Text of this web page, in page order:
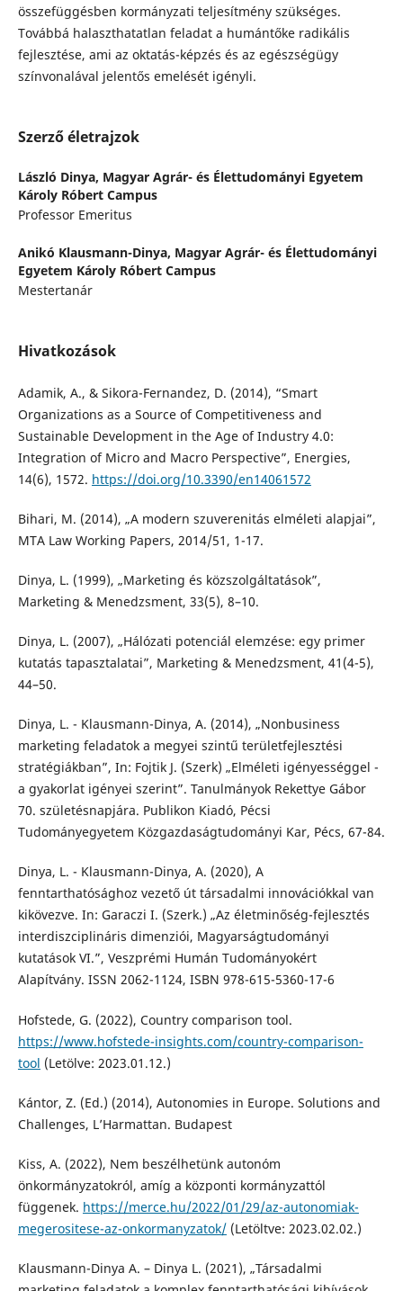
összefüggésben kormányzati teljesítmény szükséges.
Továbbá halaszthatatlan feladat a humántőke radikális
fejlesztése, ami az oktatás-képzés és az egészségügy
színvonalával jelentős emelését igényli.
Szerző életrajzok
László Dinya, Magyar Agrár- és Élettudományi Egyetem
Károly Róbert Campus
Professor Emeritus
Anikó Klausmann-Dinya, Magyar Agrár- és Élettudományi
Egyetem Károly Róbert Campus
Mestertanár
Hivatkozások
Adamik, A., & Sikora-Fernandez, D. (2014), “Smart
Organizations as a Source of Competitiveness and
Sustainable Development in the Age of Industry 4.0:
Integration of Micro and Macro Perspective”, Energies,
14(6), 1572. https://doi.org/10.3390/en14061572
Bihari, M. (2014), „A modern szuverenitás elméleti alapjai”,
MTA Law Working Papers, 2014/51, 1-17.
Dinya, L. (1999), „Marketing és közszolgáltatások”,
Marketing & Menedzsment, 33(5), 8–10.
Dinya, L. (2007), „Hálózati potenciál elemzése: egy primer
kutatás tapasztalatai”, Marketing & Menedzsment, 41(4-5),
44–50.
Dinya, L. - Klausmann-Dinya, A. (2014), „Nonbusiness
marketing feladatok a megyei szintű területfejlesztési
stratégiákban”, In: Fojtik J. (Szerk) „Elméleti igényességgel -
a gyakorlat igényei szerint”. Tanulmányok Rekettye Gábor
70. születésnapjára. Publikon Kiadó, Pécsi
Tudományegyetem Közgazdaságtudományi Kar, Pécs, 67-84.
Dinya, L. - Klausmann-Dinya, A. (2020), A
fenntarthatósághoz vezető út társadalmi innovációkkal van
kikövezve. In: Garaczi I. (Szerk.) „Az életminőség-fejlesztés
interdiszciplináris dimenziói, Magyarságtudományi
kutatások VI.”, Veszprémi Humán Tudományokért
Alapítvány. ISSN 2062-1124, ISBN 978-615-5360-17-6
Hofstede, G. (2022), Country comparison tool.
https://www.hofstede-insights.com/country-comparison-
tool (Letölve: 2023.01.12.)
Kántor, Z. (Ed.) (2014), Autonomies in Europe. Solutions and
Challenges, L’Harmattan. Budapest
Kiss, A. (2022), Nem beszélhetünk autonóm
önkormányzatokról, amíg a központi kormányzattól
függenek. https://merce.hu/2022/01/29/az-autonomiak-
megerositese-az-onkormanyzatok/(Letöltve: 2023.02.02.)
Klausmann-Dinya A. – Dinya L. (2021), „Társadalmi